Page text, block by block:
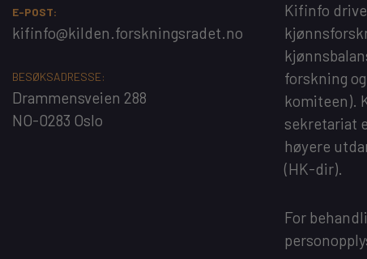
E-POST:
kifinfo@kilden.forskningsradet.no
BESØKSADRESSE:
Drammensveien 288
NO-0283 Oslo
Kifinfo
forskning
komiteen).
sekretariat
høyere
(HK-dir).
For